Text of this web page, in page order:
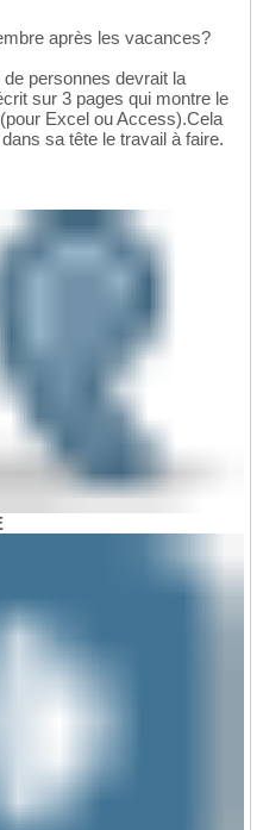
après les vacances?
personnes devrait la
sur 3 pages qui montre le
Excel ou Access).Cela
sa tête le travail à faire.